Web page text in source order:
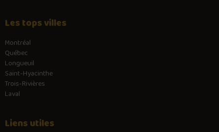
Les tops villes
Montréal
Québec
Longueuil
Saint-Hyacinthe
Trois-Rivières
Laval
Liens utiles